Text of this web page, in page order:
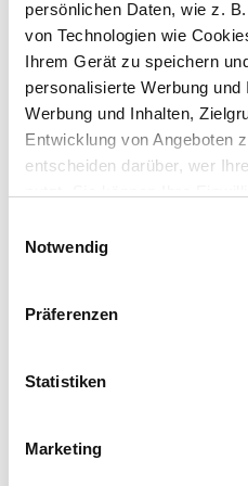
persönlichen Daten, wie z.
von Technologien wie
Ihrem Gerät zu speichern
personalisierte Werbung
Werbung und Inhalten,
Entwicklung von Angeboten
entscheiden darüber, wer
Trigger Symbol ändern oder
Informationen über
können
bestimmten Merkmalen
Erfahren Sie mehr darüber,
Notwendig
Präferenzen
Statistiken
Marketing